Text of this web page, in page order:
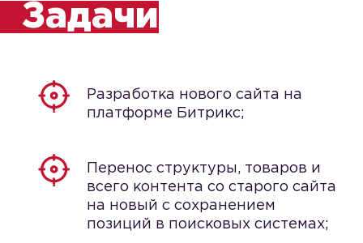
Задачи
Разработка нового сайта на
платформе Битрикс;
Перенос структуры, товаров и
всего контента со старого сайта
на новый с сохранением
позиций в поисковых системах;